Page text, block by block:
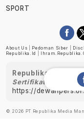
SPORT
About Us Pedoman Siber
Republika.id
Republika telah
Sertifikat Nomor
https://
© 2026 PT Republika Media